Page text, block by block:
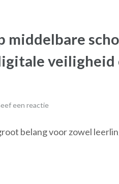
middelbare
veiligheid
een reactie
belang voor zowel